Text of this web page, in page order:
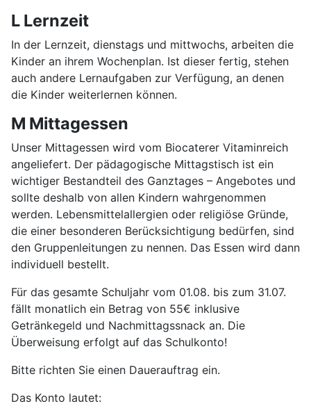
L Lernzeit
In der Lernzeit, dienstags und mittwochs, arbeiten die
Kinder an ihrem Wochenplan. Ist dieser fertig, stehen
auch andere Lernaufgaben zur Verfügung, an denen
die Kinder weiterlernen können.
M Mittagessen
Unser Mittagessen wird vom Biocaterer Vitaminreich
angeliefert. Der pädagogische Mittagstisch ist ein
wichtiger Bestandteil des Ganztages – Angebotes und
sollte deshalb von allen Kindern wahrgenommen
werden. Lebensmittelallergien oder religiöse Gründe,
die einer besonderen Berücksichtigung bedürfen, sind
den Gruppenleitungen zu nennen. Das Essen wird dann
individuell bestellt.
Für das gesamte Schuljahr vom 01.08. bis zum 31.07.
fällt monatlich ein Betrag von 55€ inklusive
Getränkegeld und Nachmittagssnack an. Die
Überweisung erfolgt auf das Schulkonto!
Bitte richten Sie einen Dauerauftrag ein.
Das Konto lautet: